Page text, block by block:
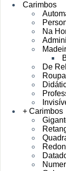
Carimbos
Na
De
Roupa
+ Carimbos